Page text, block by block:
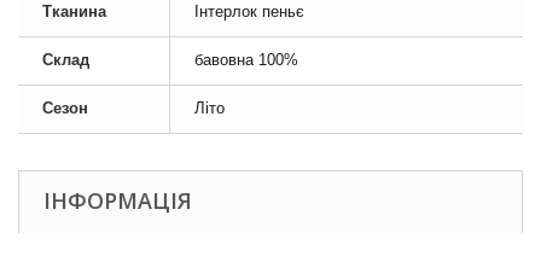
Тканина Інтерлок пеньє
Склад бавовна 100%
Сезон Літо
ІНФОРМАЦІЯ